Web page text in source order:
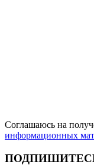
Соглашаюсь на
информационных